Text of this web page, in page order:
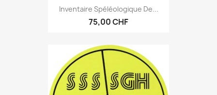
Inventaire Spéléologique De...
75,00 CHF